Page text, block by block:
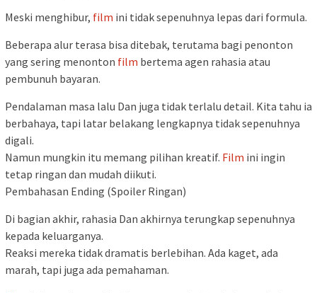
Meski menghibur, film ini tidak sepenuhnya lepas dari formula.
Beberapa alur terasa bisa ditebak, terutama bagi penonton
yang sering menonton film bertema agen rahasia atau
pembunuh bayaran.
Pendalaman masa lalu Dan juga tidak terlalu detail. Kita tahu ia
berbahaya, tapi latar belakang lengkapnya tidak sepenuhnya
digali.
Namun mungkin itu memang pilihan kreatif. Film ini ingin
tetap ringan dan mudah diikuti.
Pembahasan Ending (Spoiler Ringan)
Di bagian akhir, rahasia Dan akhirnya terungkap sepenuhnya
kepada keluarganya.
Reaksi mereka tidak dramatis berlebihan. Ada kaget, ada
marah, tapi juga ada pemahaman.